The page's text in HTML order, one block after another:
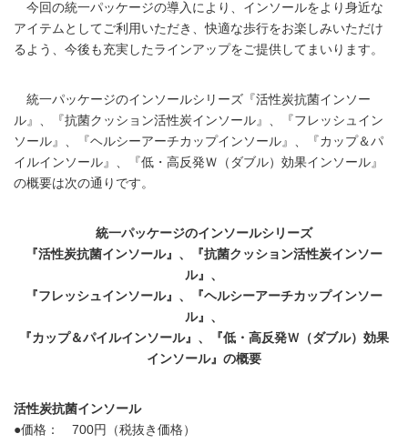
今回の統一パッケージの導入により、インソールをより身近な
アイテムとしてご利用いただき、快適な歩行をお楽しみいただけ
るよう、今後も充実したラインアップをご提供してまいります。
統一パッケージのインソールシリーズ『活性炭抗菌インソー
ル』、『抗菌クッション活性炭インソール』、『フレッシュイン
ソール』、『ヘルシーアーチカップインソール』、『カップ＆パ
イルインソール』、『低・高反発Ｗ（ダブル）効果インソール』
の概要は次の通りです。
統一パッケージのインソールシリーズ
『活性炭抗菌インソール』、『抗菌クッション活性炭インソー
ル』、
『フレッシュインソール』、『ヘルシーアーチカップインソー
ル』、
『カップ＆パイルインソール』、『低・高反発Ｗ（ダブル）効果
インソール』の概要
活性炭抗菌インソール
●価格： 700円（税抜き価格）